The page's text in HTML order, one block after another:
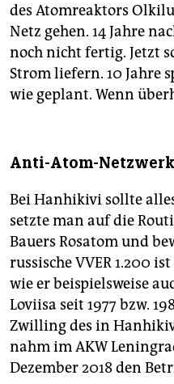
des Atomreaktors
Netz gehen. 14 Jahre
noch nicht fertig. Jetzt
Strom liefern. 10 Jahre
wie geplant. Wenn
Anti-Atom-
Bei Hanhikivi sollte
setzte man auf die
Bauers Rosatom und
russische VVER 1.200
wie er beispielsweise
Loviisa seit 1977 bzw.
Zwilling des in
nahm im AKW
Dezember 2018 den